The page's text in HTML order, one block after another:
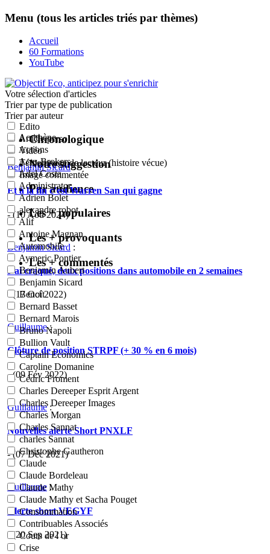
Menu (tous les articles triés par thèmes)
Accueil
60 Formations
YouTube
Votre sélection d'articles
Trier par type de publication
Edito
Article perso
Vidéo
Témoignage de lecteur (histoire vécue)
Image commentée
Trier par auteur
Acrithène
Actions
Actu-Brokers
Adel Costa
Administrator
Adrien Bolet
alexandre robot
Alif
Antoine Magnan
Automobile
Aymeric Pontier
Benjamin Aubert
Benjamin Sicard
Benoît
Bernard Basset
Bernard Marois
Bruno Napoli
Bullion Vault
Captain Economics
Caroline Domanine
Cédric Froment
Charles Dereeper Esprit Argent
Charles Dereeper Images
Charles Morgan
Charles Sannat
charles Sannat
Christophe Gautheron
Claude
Claude Bordeleau
Claude Mathy
Claude Mathy et Sacha Pouget
Consommation
Contribuables Associés
Cours de l or
Crise
Chronologique
Notre suggestion
Par audience
Les + populaires
Les + provoquants
Les + commentés
Benjamin Sicard:
Et à la fin c’est Warren San qui gagne
- (10 Aoû 2024)
Benjamin Sicard :
J'ai craqué, deux positions dans automobile en 2 semaines
- (17 Oct 2022)
Guillaume:
Clôture de position STRPF (+ 30 % en 6 mois)
- (09 Fév 2022)
Guillaume:
Nouvelles alerte Short PNXLF
- (07 Déc 2021)
Guillaume:
Alerte short VEGYF
- (20 Sep 2021)